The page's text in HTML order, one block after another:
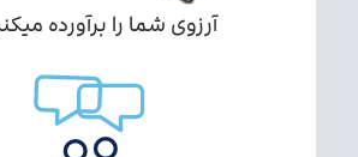
آرزوی شما را برآورده